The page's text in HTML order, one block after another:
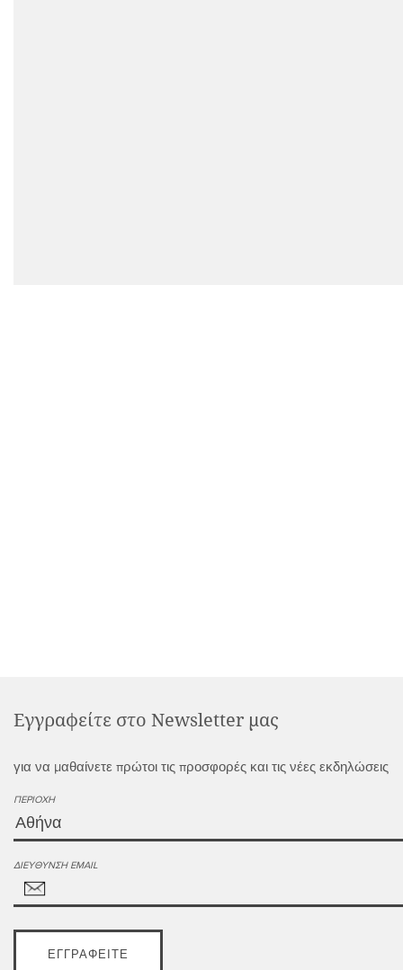
Εγγραφείτε στο Newsletter μας
για να μαθαίνετε πρώτοι τις προσφορές και τις νέες εκδηλώσεις
ΠΕΡΙΟΧΉ
ΔΙΕΎΘΥΝΣΗ EMAIL
ΕΓΓΡΑΦΕΊΤΕ